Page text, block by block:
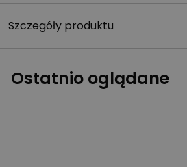
Szczegóły produktu
Ostatnio oglądane